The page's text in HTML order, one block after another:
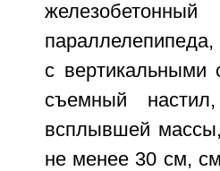
с вертикальными
съемный
всплывшей
не менее 30 см,